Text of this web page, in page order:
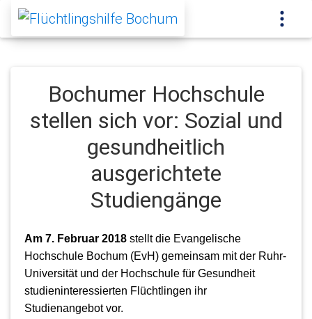
Bochumer Hochschule
stellen sich vor: Sozial und
gesundheitlich
ausgerichtete
Studiengänge
Am 7. Februar 2018 stellt die Evangelische
Hochschule Bochum (EvH) gemeinsam mit der Ruhr-
Universität und der Hochschule für Gesundheit
studieninteressierten Flüchtlingen ihr
Studienangebot vor.